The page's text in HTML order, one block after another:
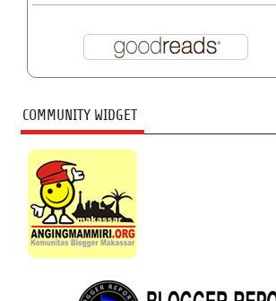
COMMUNITY WIDGET